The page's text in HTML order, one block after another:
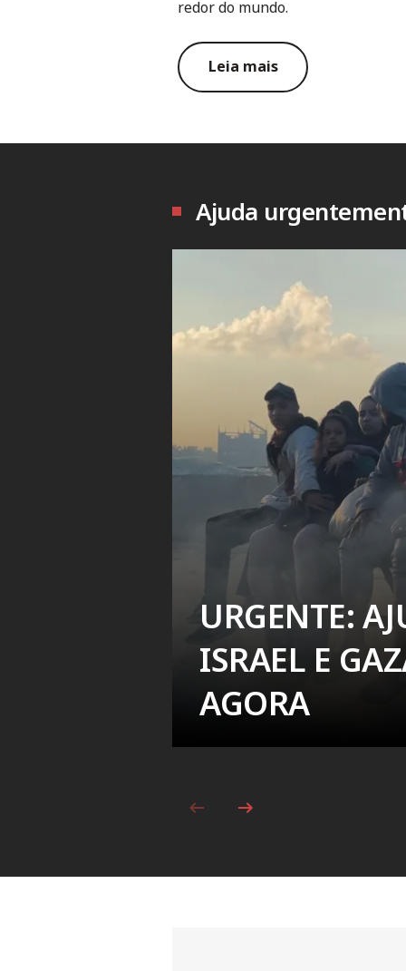
redor do mundo.
Leia mais
Ajuda
URGENTE:
ISRAEL E
AGORA